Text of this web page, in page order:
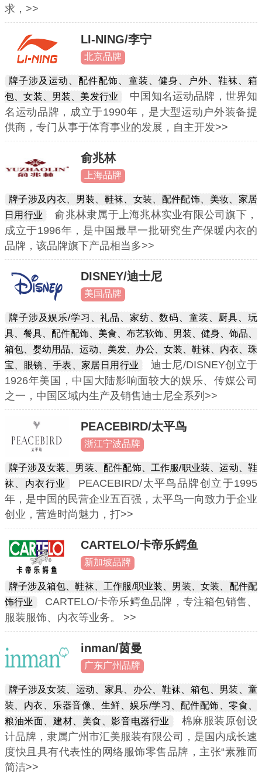
求，>>
LI-NING/李宁
北京品牌
牌子涉及运动、配件配饰、童装、健身、户外、鞋袜、箱
包、女装、男装、美发行业
中国知名运动品牌，世界知
名运动品牌，成立于1990年，是大型运动户外装备提
供商，专门从事于体育事业的发展，自主开发>>
俞兆林
上海品牌
牌子涉及内衣、男装、鞋袜、女装、配件配饰、美妆、家居
日用行业
俞兆林隶属于上海兆林实业有限公司旗下，
成立于1996年，是中国最早一批研究生产保暖内衣的
品牌，该品牌旗下产品相当多>>
DISNEY/迪士尼
美国品牌
牌子涉及娱乐/学习、礼品、家纺、数码、童装、厨具、玩
具、餐具、配件配饰、美食、布艺软饰、男装、健身、饰品、
箱包、婴幼用品、运动、美发、办公、女装、鞋袜、内衣、珠
宝、眼镜、手表、家居日用行业
迪士尼/DISNEY创立于
1926年美国，中国大陆影响面较大的娱乐、传媒公司
之一，中国区域内生产及销售迪士尼全系列>>
PEACEBIRD/太平鸟
浙江宁波品牌
牌子涉及女装、男装、配件配饰、工作服/职业装、运动、鞋
袜、内衣行业
PEACEBIRD/太平鸟品牌创立于1995
年，是中国的民营企业五百强，太平鸟一向致力于企业
创业，营造时尚魅力，打>>
CARTELO/卡帝乐鳄鱼
新加坡品牌
牌子涉及箱包、鞋袜、工作服/职业装、男装、女装、配件配
饰行业
CARTELO/卡帝乐鳄鱼品牌，专注箱包销售、
服装服饰、内衣等业务。 >>
inman/茵曼
广东广州品牌
牌子涉及女装、运动、家具、办公、鞋袜、箱包、男装、童
装、内衣、乐器音像、生鲜、娱乐/学习、配件配饰、零食、
粮油米面、建材、美食、影音电器行业
棉麻服装原创设
计品牌，隶属广州市汇美服装有限公司，是国内成长速
度快且具有代表性的网络服饰零售品牌，主张“素雅而
简洁>>